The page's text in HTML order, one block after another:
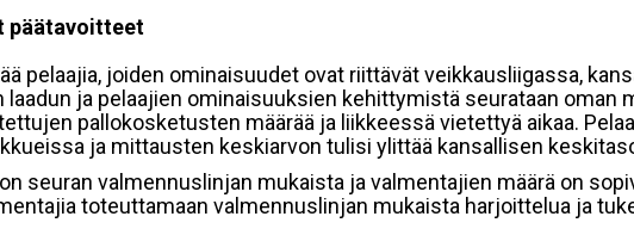
päätavoitteet
pelaajia, joiden ominaisuudet ovat riittävät veikkausliigassa,
laadun ja pelaajien ominaisuuksien kehittymistä seurataan oman
pallokosketusten määrää ja liikkeessä vietettyä aikaa.
ja mittausten keskiarvon tulisi ylittää kansallisen
seuran valmennuslinjan mukaista ja valmentajien määrä on
toteuttamaan valmennuslinjan mukaista harjoittelua ja